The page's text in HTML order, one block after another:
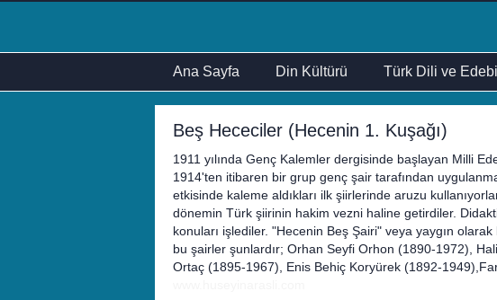
Ana Sayfa Din Kültürü Türk Dili ve
Beş Hececiler (Hecenin 1. Kuşağı)
1911 yılında Genç Kalemler dergisinde başlayan Milli
1914'ten itibaren bir grup genç şair tarafından
etkisinde kaleme aldıkları ilk şiirlerinde aruzu
dönemin Türk şiirinin hakim vezni haline getirdiler.
konuları işlediler. "Hecenin Beş Şairi" veya yaygın
bu şairler şunlardır; Orhan Seyfi Orhon (1890-1972),
Ortaç (1895-1967), Enis Behiç Koryürek (1892-